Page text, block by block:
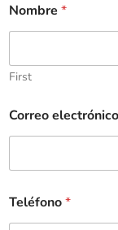
Nombre *
First
Correo electrónico
Teléfono*